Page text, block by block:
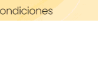
y duradero.